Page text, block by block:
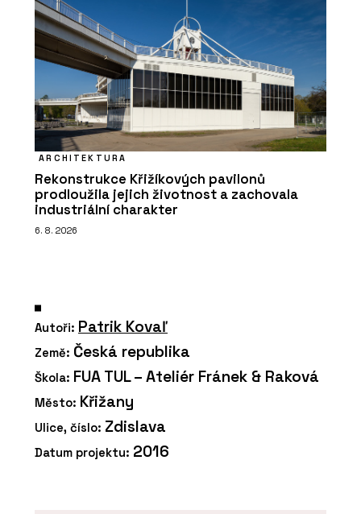
ARCHITEKTURA
Rekonstrukce Křižíkových pavilonů
prodloužila jejich životnost a zachovala
industriální charakter
6. 8. 2026
Autoři: Patrik Kovaľ
Země: Česká republika
Škola: FUA TUL – Ateliér Fránek & Raková
Město: Křižany
Ulice, číslo: Zdislava
Datum projektu: 2016